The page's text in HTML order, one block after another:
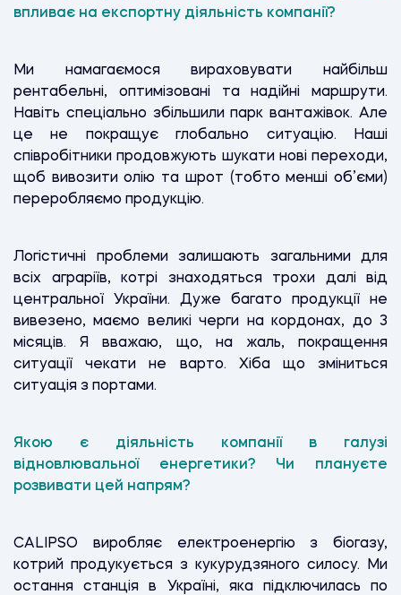
впливає на експортну діяльність компанії?
Ми намагаємося вираховувати найбільш
рентабельні, оптимізовані та надійні маршрути.
Навіть спеціально збільшили парк вантажівок. Але
це не покращує глобально ситуацію. Наші
співробітники продовжують шукати нові переходи,
щоб вивозити олію та шрот (тобто менші об’єми)
переробляємо продукцію.
Логістичні проблеми залишають загальними для
всіх аграріїв, котрі знаходяться трохи далі від
центральної України. Дуже багато продукції не
вивезено, маємо великі черги на кордонах, до 3
місяців. Я вважаю, що, на жаль, покращення
ситуації чекати не варто. Хіба що зміниться
ситуація з портами.
Якою є діяльність компанії в галузі
відновлювальної енергетики? Чи плануєте
розвивати цей напрям?
CALIPSO виробляє електроенергію з біогазу,
котрий продукується з кукурудзяного силосу. Ми
остання станція в Україні, яка підключилась по